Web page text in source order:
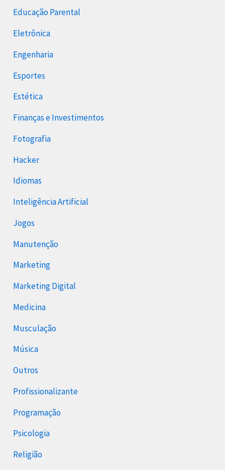
Educação Parental
Eletrônica
Engenharia
Esportes
Estética
Finanças e Investimentos
Fotografia
Hacker
Idiomas
Inteligência Artificial
Jogos
Manutenção
Marketing
Marketing Digital
Medicina
Musculação
Música
Outros
Profissionalizante
Programação
Psicologia
Religião